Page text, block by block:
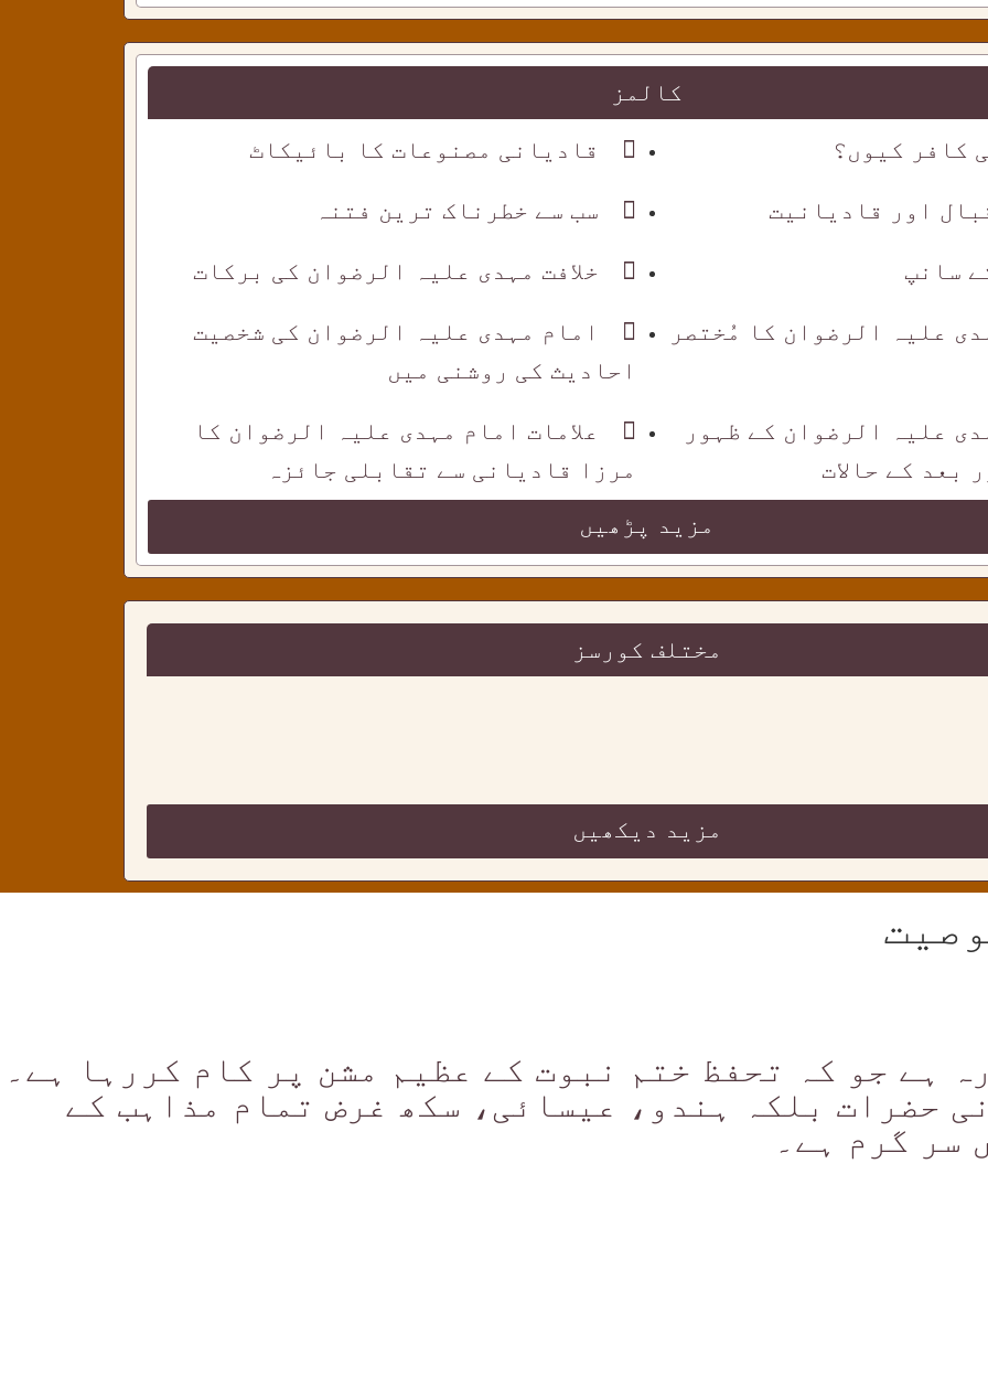
کالمز
کافر کیوں؟ قادیانی مصنوعات کا بائیکاٹ
اور قادیانیت سب سے خطرناک ترین فتنہ
سانپ خلافت مہدی علیہ الرضوان کی برکات
علیہ الرضوان کا مُختصر
امام مہدی علیہ الرضوان کی شخصیت
احادیث کی روشنی میں
علیہ الرضوان کے ظہور
بعد کے حالات
علامات امام مہدی علیہ الرضوان کا
مرزا قادیانی سے تقابلی جائزہ
مزید پڑھیں
مختلف کورسز
مزید دیکھیں
ہے جو کہ تحفظ ختم نبوت کے عظیم مشن پر کام کررہا ہے۔
حضرات بلکہ ہندو، عیسائی، سکھ غرض تمام مذاہب کے
سر گرم ہے۔